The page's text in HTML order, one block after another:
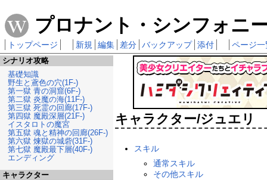
プロナント・シンフォニ
トップページ 新規 編集 差分 バックアップ 添付 ページ一
キャラクター/ジュエリ
スキル
通常スキル
その他スキル
シナリオ攻略
基礎知識
野生と鳶色の穴(1F-)
第一獄 青の洞窟(6F-)
第二獄 炎魔の海(11F-)
第三獄 死霊の回廊(17F-)
第四獄 魔殿深層(21F-)
イスタロトの魔宮
第五獄 魂と精神の回廊(26F-)
第六獄 煉獄の城砦(31F-)
第七獄 魔殿最下層(40F-)
エンディング
キャラクター